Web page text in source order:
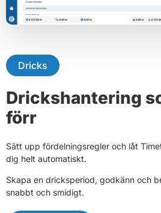
Dricks
Drickshantering
förr
Sätt upp fördelningsregler och låt
dig helt automatiskt.
Skapa en dricksperiod, godkänn och
snabbt och smidigt.